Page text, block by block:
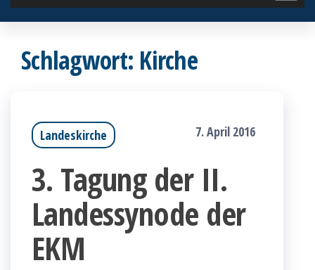
Schlagwort: Kirche
Landeskirche 7. April 2016
3. Tagung der II.
Landessynode der
EKM